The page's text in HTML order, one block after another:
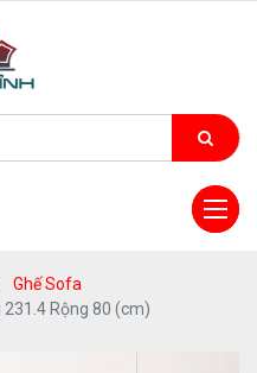
Ghế Sofa
231.4 Rộng 80 (cm)